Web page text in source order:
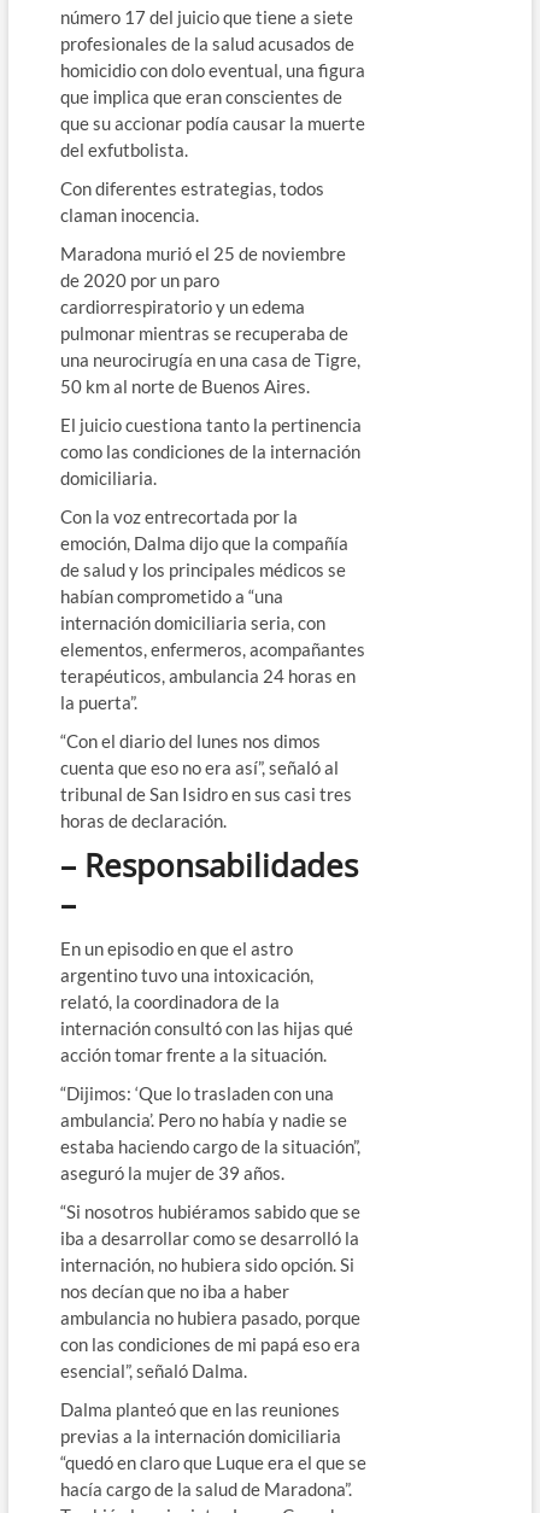
número 17 del juicio que tiene a siete
profesionales de la salud acusados de
homicidio con dolo eventual, una figura
que implica que eran conscientes de
que su accionar podía causar la muerte
del exfutbolista.
Con diferentes estrategias, todos
claman inocencia.
Maradona murió el 25 de noviembre
de 2020 por un paro
cardiorrespiratorio y un edema
pulmonar mientras se recuperaba de
una neurocirugía en una casa de Tigre,
50 km al norte de Buenos Aires.
El juicio cuestiona tanto la pertinencia
como las condiciones de la internación
domiciliaria.
Con la voz entrecortada por la
emoción, Dalma dijo que la compañía
de salud y los principales médicos se
habían comprometido a “una
internación domiciliaria seria, con
elementos, enfermeros, acompañantes
terapéuticos, ambulancia 24 horas en
la puerta”.
“Con el diario del lunes nos dimos
cuenta que eso no era así”, señaló al
tribunal de San Isidro en sus casi tres
horas de declaración.
– Responsabilidades
–
En un episodio en que el astro
argentino tuvo una intoxicación,
relató, la coordinadora de la
internación consultó con las hijas qué
acción tomar frente a la situación.
“Dijimos: ‘Que lo trasladen con una
ambulancia’. Pero no había y nadie se
estaba haciendo cargo de la situación”,
aseguró la mujer de 39 años.
“Si nosotros hubiéramos sabido que se
iba a desarrollar como se desarrolló la
internación, no hubiera sido opción. Si
nos decían que no iba a haber
ambulancia no hubiera pasado, porque
con las condiciones de mi papá eso era
esencial”, señaló Dalma.
Dalma planteó que en las reuniones
previas a la internación domiciliaria
“quedó en claro que Luque era el que se
hacía cargo de la salud de Maradona”.